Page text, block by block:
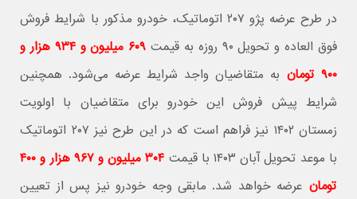
در طرح عرضه پژو ۲۰۷ اتوماتیک، خودرو مذکور با شرایط فروش
فوق العاده و تحویل ۹۰ روزه به قیمت
۶۰۹ میلیون و ۹۳۴ هزار و
۹۰۰ تومان
به متقاضیان واجد شرایط عرضه می‌شود. همچنین
شرایط پیش فروش این خودرو برای متقاضیان با اولویت
زمستان ۱۴۰۲ نیز فراهم است که در این طرح نیز ۲۰۷ اتوماتیک
با موعد تحویل آبان ۱۴۰۳ با قیمت
۳۰۴ میلیون و ۹۶۷ هزار و ۴۰۰
تومان عرضه خواهد شد. مابقی وجه خودرو نیز پس از تعیین